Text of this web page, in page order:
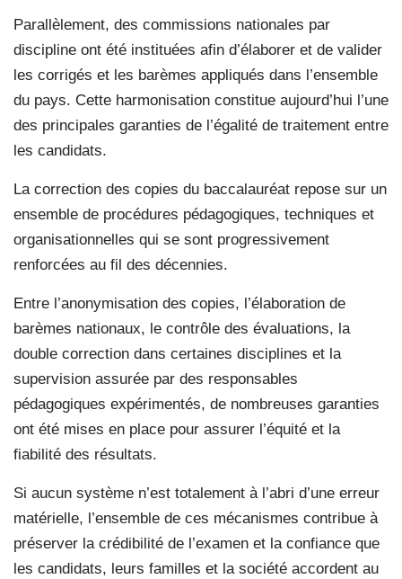
Parallèlement, des commissions nationales par
discipline ont été instituées afin d’élaborer et de valider
les corrigés et les barèmes appliqués dans l’ensemble
du pays. Cette harmonisation constitue aujourd’hui l’une
des principales garanties de l’égalité de traitement entre
les candidats.
La correction des copies du baccalauréat repose sur un
ensemble de procédures pédagogiques, techniques et
organisationnelles qui se sont progressivement
renforcées au fil des décennies.
Entre l’anonymisation des copies, l’élaboration de
barèmes nationaux, le contrôle des évaluations, la
double correction dans certaines disciplines et la
supervision assurée par des responsables
pédagogiques expérimentés, de nombreuses garanties
ont été mises en place pour assurer l’équité et la
fiabilité des résultats.
Si aucun système n’est totalement à l’abri d’une erreur
matérielle, l’ensemble de ces mécanismes contribue à
préserver la crédibilité de l’examen et la confiance que
les candidats, leurs familles et la société accordent au